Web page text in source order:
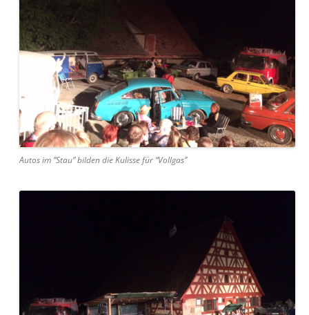
Autos im “Stau” bilden die Kulisse für “Vollgas”